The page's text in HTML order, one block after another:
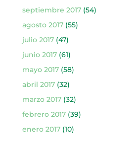
septiembre 2017(54)
agosto 2017(55)
julio 2017(47)
junio 2017(61)
mayo 2017(58)
abril 2017(32)
marzo 2017(32)
febrero 2017(39)
enero 2017(10)